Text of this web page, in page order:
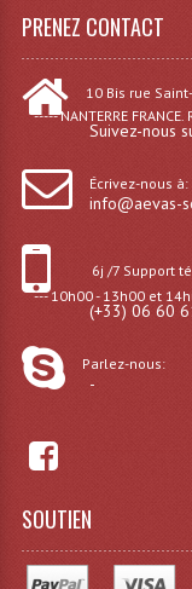
PRENEZ CONTACT
10 Bis rue
----- NANTERRE
Suivez-nous
Écrivez-nous à:
info@aevas-
6j /7 Support
--- 10h00 - 13h00 et
(+33) 06 60
Parlez-nous:
-
SOUTIEN